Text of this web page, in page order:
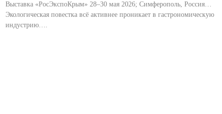
Выставка «РосЭкспоКрым» 28–30 мая 2026; Симферополь, Россия…
Экологическая повестка всё активнее проникает в гастрономическую
индустрию….